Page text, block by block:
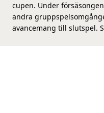
cupen. Under
andra
avancemang till slutspel.